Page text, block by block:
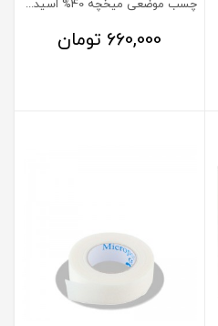
چسب موضعی میخچه 40% اسیدسالیسیلیک آجیکور
660,000 تومان